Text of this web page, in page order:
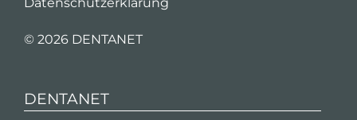
© 2026 DENTANET
DENTANET